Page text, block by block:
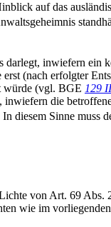
auf das
inwiefern ein
(nach erfolgter
würde (vgl. BGE 129
die
In diesem Sinne muss
von Art. 69 Abs.
wie im